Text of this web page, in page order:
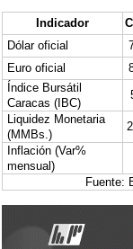
Indicador
Dólar oficial
Euro oficial
Índice Bursátil
Caracas (IBC)
Liquidez Monetaria
(MMBs.)
Inflación (Var%
mensual)
Fuente: